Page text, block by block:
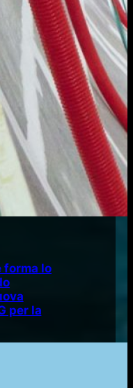
forma lo
per la